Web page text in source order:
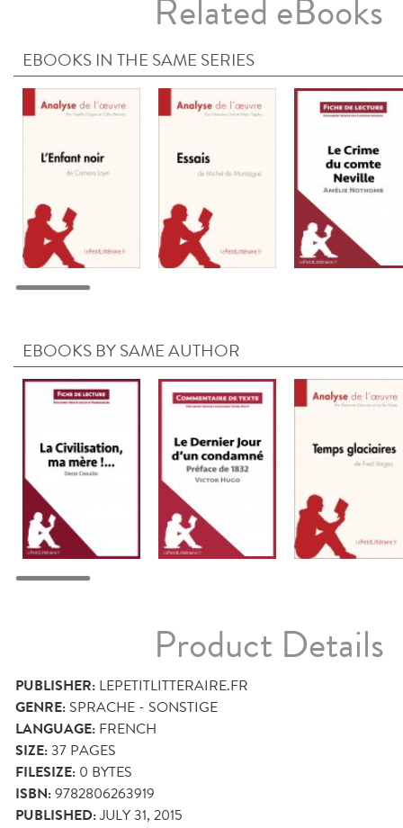
Related eBooks
EBOOKS IN THE SAME SERIES
EBOOKS BY SAME AUTHOR
Product Details
PUBLISHER: LEPETITLITTERAIRE.FR
GENRE: SPRACHE - SONSTIGE
LANGUAGE: FRENCH
SIZE:37 PAGES
FILESIZE: 0 BYTES
ISBN:9782806263919
PUBLISHED:JULY 31, 2015